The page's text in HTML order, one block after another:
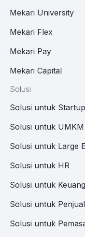
Mekari University
Mekari Flex
Mekari Pay
Mekari Capital
Solusi
Solusi untuk Startup
Solusi untuk UMKM
Solusi untuk Large
Solusi untuk HR
Solusi untuk
Solusi untuk
Solusi untuk